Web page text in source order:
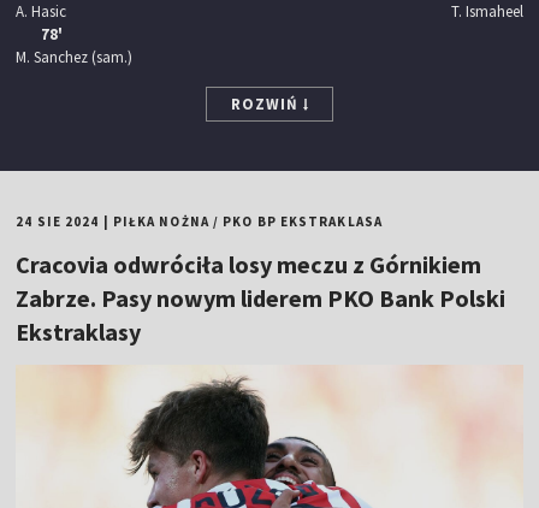
A. Hasic
78'
M. Sanchez (sam.)
T. Ismaheel
ROZWIŃ
24 SIE 2024 PIŁKA NOŻNA/ PKO BP EKSTRAKLASA
Cracovia odwróciła losy meczu z Górnikiem
Zabrze. Pasy nowym liderem PKO Bank Polski
Ekstraklasy